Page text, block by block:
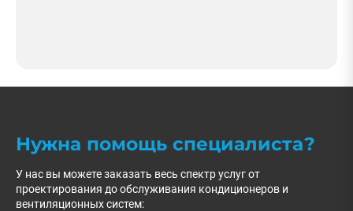
Нужна помощь специалиста?
У нас вы можете заказать весь спектр услуг от
проектирования до обслуживания кондиционеров и
вентиляционных систем: